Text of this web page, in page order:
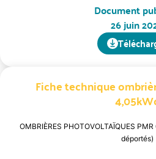
Document
26 juin
Fiche technique
OMBRIÈRES PHOTOVOLTAÏQUES
déportés)